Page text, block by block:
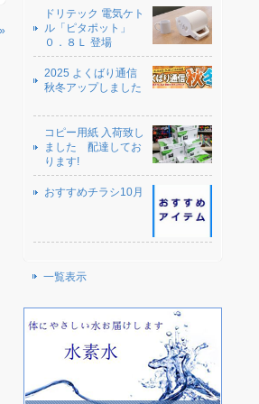
ドリテック 電気ケト
ル「ピタポット」
０．８Ｌ 登場
2025 よくばり通信
秋冬アップしました
コピー用紙 入荷致し
ました 配達してお
ります!
おすすめチラシ10月
一覧表示